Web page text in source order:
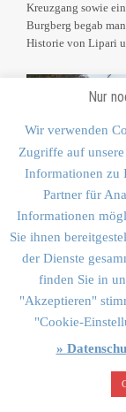
Kreuzgang sowie
Burgberg begab
Historie von Lipari
Für den
Kleinbus
Nur
Wir verwenden
Zugriffe auf
Informationen zu
Partner für
Informationen
Sie ihnen
der Dienste
finden Sie in
"Akzeptieren"
"Cookie-
»